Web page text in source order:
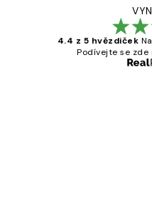
4.4 z 5 hvězdiček
Podívejte se zde